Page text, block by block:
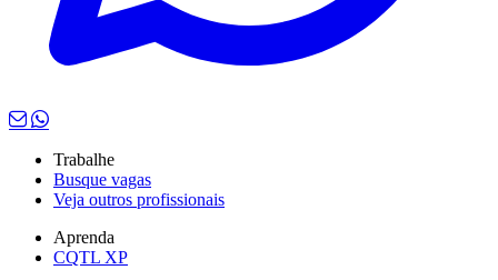
Trabalhe
Busque vagas
Veja outros profissionais
Aprenda
CQTL XP